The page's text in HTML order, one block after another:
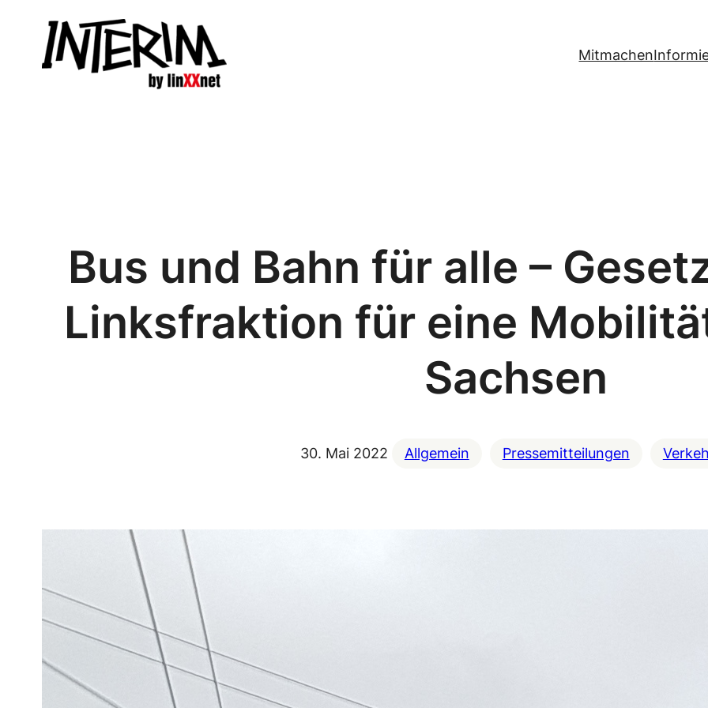
springen
Mitmachen
Bus und Bahn für alle –
Linksfraktion für eine
Sachsen
30. Mai 2022 Allgemein Pressemitteilungen